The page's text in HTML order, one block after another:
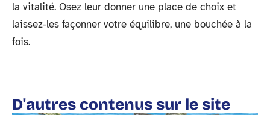
la vitalité. Osez leur donner une place de choix et
laissez-les façonner votre équilibre, une bouchée à la
fois.
D'autres contenus sur le site